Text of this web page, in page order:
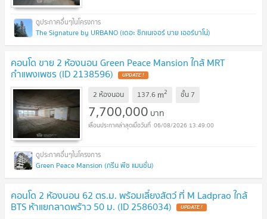
The Signature by URBANO (เดอะ ซิกเนเจอร์ บาย เออร์บาโน่)
คอนโด ขาย 2 ห้องนอน Green Peace Mansion ใกล้ MRT
กำแพงเพชร (ID 2138596)
2 ห้องนอน 137.6 m2 ชั้น 7
7,700,000 บาท
06/08/2026 13:49:00
Green Peace Mansion (กรีน พีซ แมนชั่น)
คอนโด 2 ห้องนอน 62 ตร.ม. พร้อมเลี้ยงสัตว์ ที่ M Ladprao ใกล้
BTS ห้าแยกลาดพร้าว 50 ม. (ID 2586034)